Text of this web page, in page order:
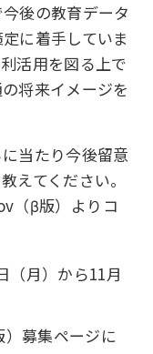
後の教育データ
に着手していま
活用を図る上で
将来イメージを
当たり今後留意
えてください。
（β版）よりコ
（月）から11月
募集ページに